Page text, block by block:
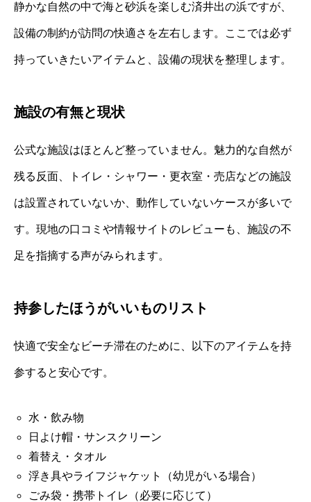
静かな自然の中で海と砂浜を楽しむ済井出の浜ですが、
設備の制約が訪問の快適さを左右します。ここでは必ず
持っていきたいアイテムと、設備の現状を整理します。
施設の有無と現状
公式な施設はほとんど整っていません。魅力的な自然が
残る反面、トイレ・シャワー・更衣室・売店などの施設
は設置されていないか、動作していないケースが多いで
す。現地の口コミや情報サイトのレビューも、施設の不
足を指摘する声がみられます。
持参したほうがいいものリスト
快適で安全なビーチ滞在のために、以下のアイテムを持
参すると安心です。
水・飲み物
日よけ帽・サンスクリーン
着替え・タオル
浮き具やライフジャケット（幼児がいる場合）
ごみ袋・携帯トイレ（必要に応じて）